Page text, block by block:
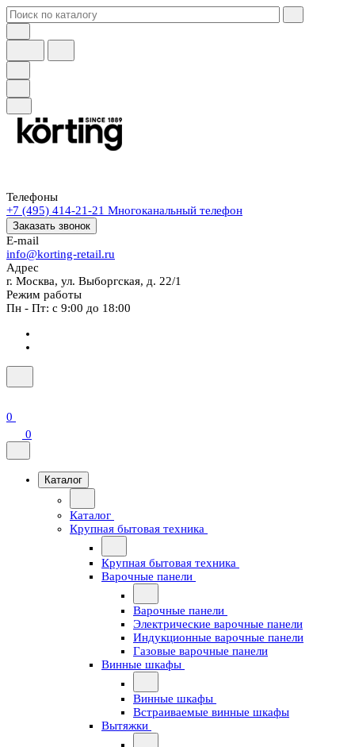
Телефоны
+7 (495) 414-21-21 Многоканальный телефон
Заказать звонок
E-mail
info@korting-retail.ru
Адрес
г. Москва, ул. Выборгская, д. 22/1
Режим работы
Пн - Пт: с 9:00 до 18:00
0
0
Каталог
Каталог
Крупная бытовая техника
Крупная бытовая техника
Варочные панели
Варочные панели
Электрические варочные панели
Индукционные варочные панели
Газовые варочные панели
Винные шкафы
Винные шкафы
Встраиваемые винные шкафы
Вытяжки